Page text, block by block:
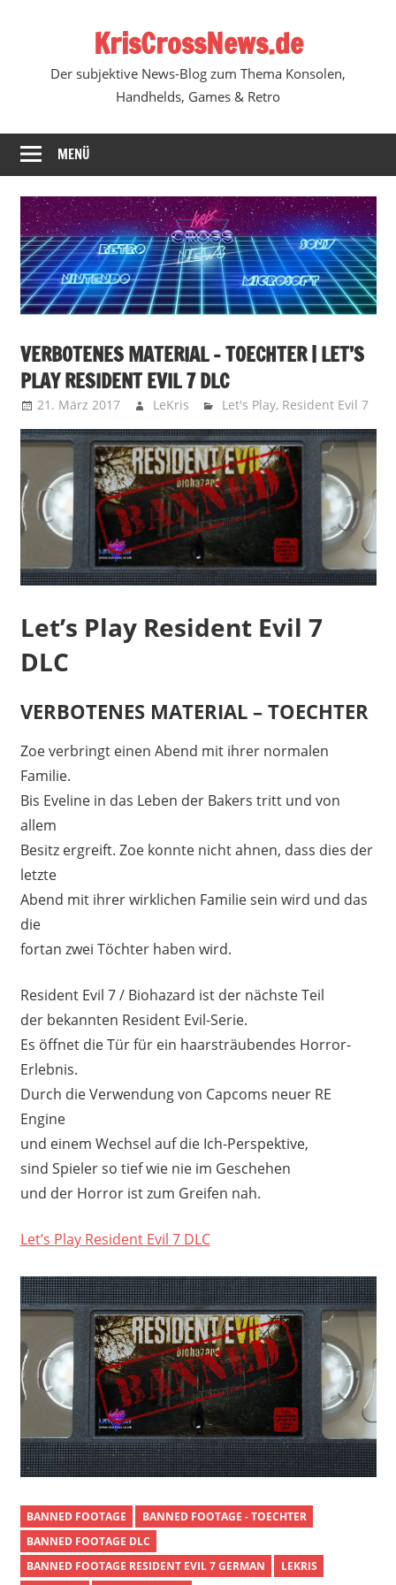
KrisCrossNews.de
Der subjektive News-Blog zum Thema Konsolen,
Handhelds, Games & Retro
MENÜ
VERBOTENES MATERIAL – TOECHTER | LET’S
PLAY RESIDENT EVIL 7 DLC
21. März 2017 LeKris Let's Play, Resident Evil 7
Let’s Play Resident Evil 7
DLC
VERBOTENES MATERIAL – TOECHTER
Zoe verbringt einen Abend mit ihrer normalen
Familie.
Bis Eveline in das Leben der Bakers tritt und von
allem
Besitz ergreift. Zoe konnte nicht ahnen, dass dies der
letzte
Abend mit ihrer wirklichen Familie sein wird und das
die
fortan zwei Töchter haben wird.
Resident Evil 7 / Biohazard ist der nächste Teil
der bekannten Resident Evil-Serie.
Es öffnet die Tür für ein haarsträubendes Horror-
Erlebnis.
Durch die Verwendung von Capcoms neuer RE
Engine
und einem Wechsel auf die Ich-Perspektive,
sind Spieler so tief wie nie im Geschehen
und der Horror ist zum Greifen nah.
Let’s Play Resident Evil 7 DLC
BANNED FOOTAGE
BANNED FOOTAGE - TOECHTER
BANNED FOOTAGE DLC
BANNED FOOTAGE RESIDENT EVIL 7 GERMAN
LEKRIS